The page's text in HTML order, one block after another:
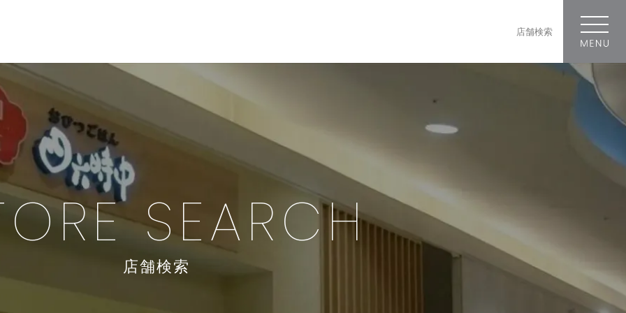
店舗検索
SEARCH
店舗検索